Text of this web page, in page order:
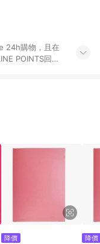
24h購物，且在
POINTS回饋
物中登出
區/企業採購、
全品項
購物設有
「回饋無上
依訂單成立時間
降價 降價